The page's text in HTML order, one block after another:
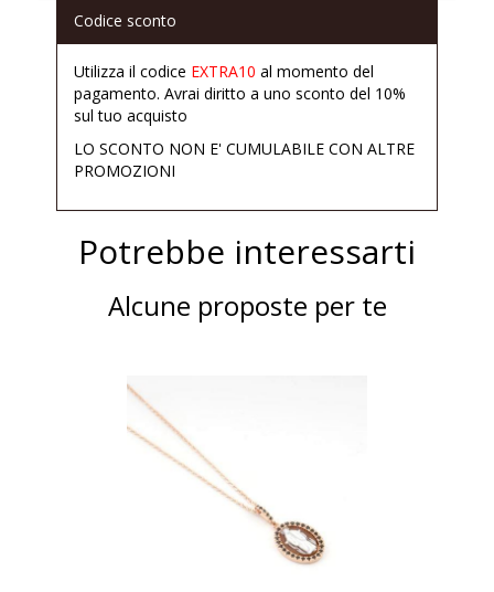
Codice sconto
Utilizza il codice EXTRA10 al momento del
pagamento. Avrai diritto a uno sconto del 10%
sul tuo acquisto
LO SCONTO NON E' CUMULABILE CON ALTRE
PROMOZIONI
Potrebbe interessarti
Alcune proposte per te